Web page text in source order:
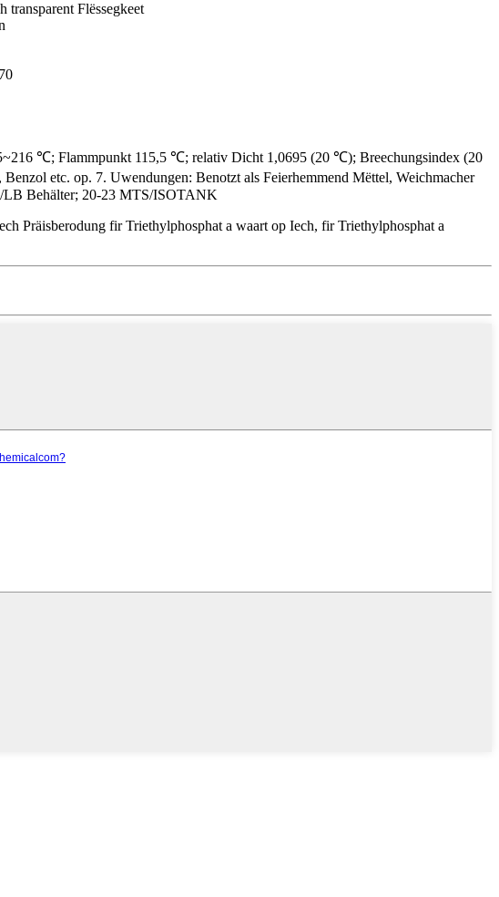
transparent Flëssegkeet
℃; Flammpunkt 115,5 ℃; relativ Dicht 1,0695 (20 ℃); Breechungsindex (20
etc. op. 7. Uwendungen: Benotzt als Feierhemmend Mëttel, Weichmacher
LB Behälter; 20-23 MTS/ISOTANK
Präisberodung fir Triethylphosphat a waart op Iech, fir Triethylphosphat a